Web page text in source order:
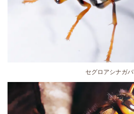
セグロアシナガ